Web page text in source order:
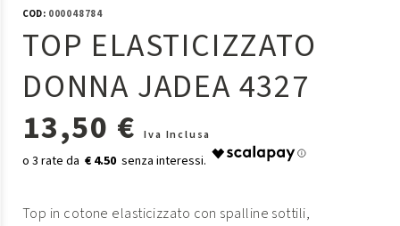
COD:000048784
TOP ELASTICIZZATO
DONNA JADEA 4327
13,50 €
Iva Inclusa
€ 4.50
Top in cotone elasticizzato con spalline sottili,